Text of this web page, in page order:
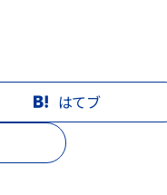
はてブ